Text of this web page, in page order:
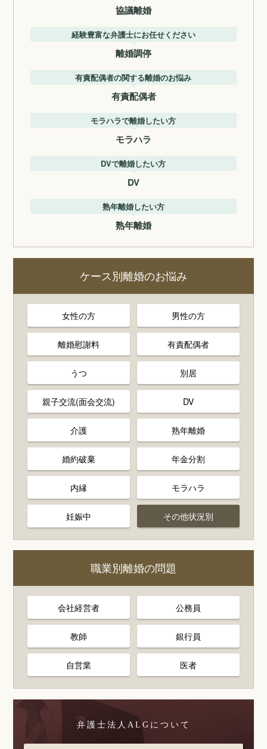
協議離婚
経験豊富な弁護士にお任せください
離婚調停
有責配偶者の関する離婚のお悩み
有責配偶者
モラハラで離婚したい方
モラハラ
DVで離婚したい方
DV
熟年離婚したい方
熟年離婚
ケース別離婚のお悩み
女性の方 男性の方
離婚慰謝料 有責配偶者
うつ 別居
親子交流(面会交流) DV
介護 熟年離婚
婚約破棄 年金分割
内縁 モラハラ
妊娠中 その他状況別
職業別離婚の問題
会社経営者 公務員
教師 銀行員
自営業 医者
弁護士法人ALGについて